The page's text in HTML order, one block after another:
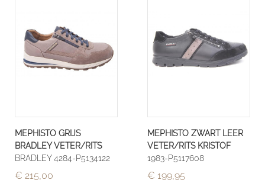
MEPHISTO GRIJS
BRADLEY VETER/RITS
BRADLEY 4284-P5134122
€ 215,00
MEPHISTO ZWART LEER
VETER/RITS KRISTOF
1983-P5117608
€ 199,95